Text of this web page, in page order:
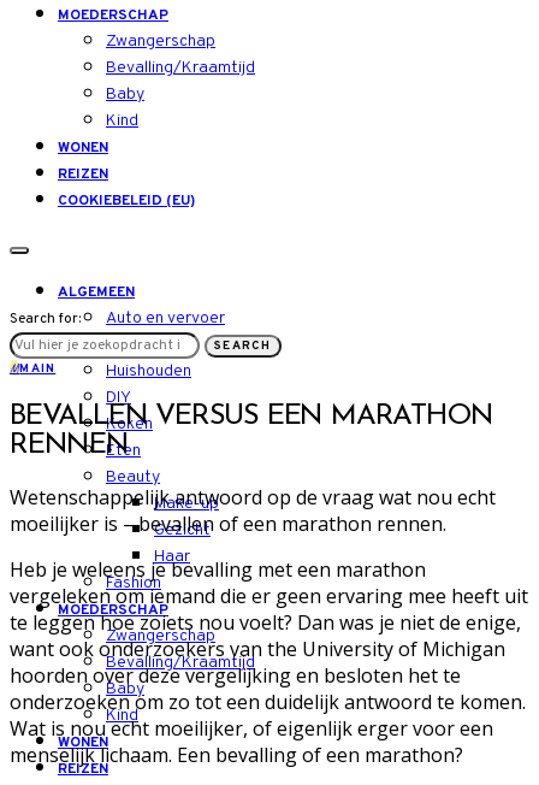
MOEDERSCHAP
Zwangerschap
Bevalling/Kraamtijd
Baby
Kind
WONEN
REIZEN
COOKIEBELEID (EU)
ALGEMEEN
Auto en vervoer
LIFESTYLE
Huishouden
DIY
Koken
Eten
Beauty
Make-up
Gezicht
Haar
Fashion
MOEDERSCHAP
Zwangerschap
Bevalling/Kraamtijd
Baby
Kind
WONEN
REIZEN
Search for:
SEARCH
MMAIN
BEVALLEN VERSUS EEN MARATHON
RENNEN
Wetenschappelijk antwoord op de vraag wat nou echt
moeilijker is – bevallen of een marathon rennen.
Heb je weleens je bevalling met een marathon
vergeleken om iemand die er geen ervaring mee heeft uit
te leggen hoe zoiets nou voelt? Dan was je niet de enige,
want ook onderzoekers van the University of Michigan
hoorden over deze vergelijking en besloten het te
onderzoeken om zo tot een duidelijk antwoord te komen.
Wat is nou echt moeilijker, of eigenlijk erger voor een
menselijk lichaam. Een bevalling of een marathon?